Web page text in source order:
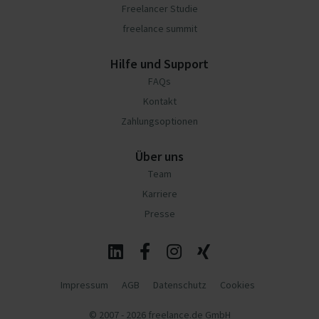
Freelancer Studie
freelance summit
Hilfe und Support
FAQs
Kontakt
Zahlungsoptionen
Über uns
Team
Karriere
Presse
Impressum AGB Datenschutz Cookies
© 2007 - 2026 freelance.de GmbH